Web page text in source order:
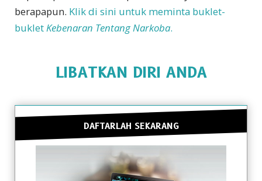
berapapun. Klik di sini untuk meminta buklet-
bukletKebenaran Tentang Narkoba.
LIBATKAN DIRI ANDA
DAFTARLAH SEKARANG